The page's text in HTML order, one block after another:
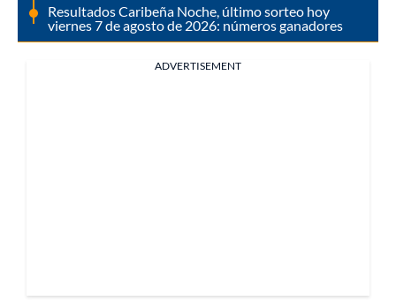
Resultados Caribeña Noche, último sorteo hoy
viernes 7 de agosto de 2026: números ganadores
ADVERTISEMENT